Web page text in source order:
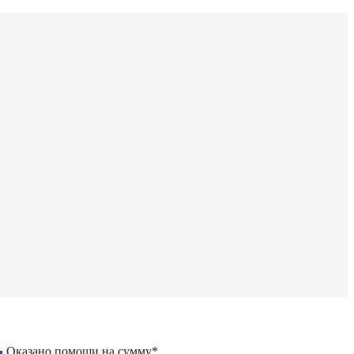
Оказано помощи на сумму*